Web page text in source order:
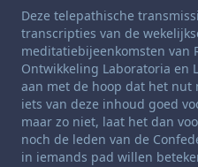
Disclaimer voor zenders:
Deze telepathische
transcripties van de
meditatiebijeenkomsten van
Ontwikkeling Laboratoria en
aan met de hoop dat het nut
iets van deze inhoud goed
maar zo niet, laat het dan
noch de leden van de
in iemands pad willen